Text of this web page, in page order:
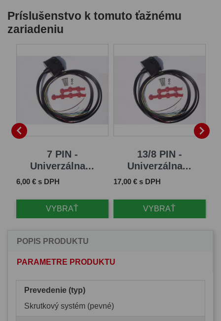
Príslušenstvo k tomuto ťažnému
zariadeniu

7 PIN -
Univerzálna...
Cena
6,00 € s DPH
VYBRAŤ
13/8 PIN -
Univerzálna...
Cena
17,00 € s DPH
VYBRAŤ

POPIS PRODUKTU
PARAMETRE PRODUKTU
Prevedenie (typ)
Skrutkový systém (pevné)